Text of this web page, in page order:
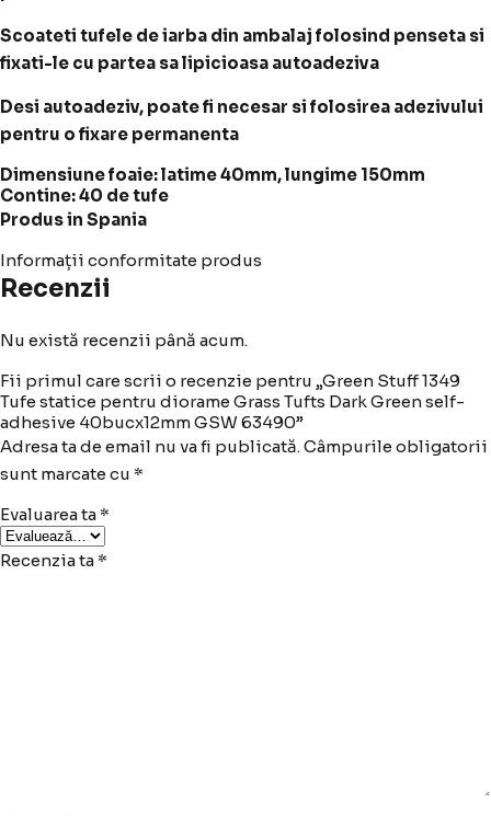
Scoateti tufele de iarba din ambalaj folosind penseta si
fixati-le cu partea sa lipicioasa autoadeziva
Desi autoadeziv, poate fi necesar si folosirea adezivului
pentru o fixare permanenta
Dimensiune foaie: latime 40mm, lungime 150mm
Contine: 40 de tufe
Produs in Spania
Informații conformitate produs
Recenzii
Nu există recenzii până acum.
Fii primul care scrii o recenzie pentru „Green Stuff 1349
Tufe statice pentru diorame Grass Tufts Dark Green self-
adhesive 40bucx12mm GSW 63490”
Adresa ta de email nu va fi publicată.Câmpurile obligatorii
sunt marcate cu *
Evaluarea ta*
Recenzia ta*